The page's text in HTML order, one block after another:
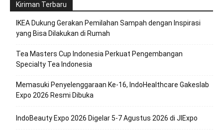
Kiriman Terbaru
IKEA Dukung Gerakan Pemilahan Sampah dengan Inspirasi
yang Bisa Dilakukan di Rumah
Tea Masters Cup Indonesia Perkuat Pengembangan
Specialty Tea Indonesia
Memasuki Penyelenggaraan Ke-16, IndoHealthcare Gakeslab
Expo 2026 Resmi Dibuka
IndoBeauty Expo 2026 Digelar 5-7 Agustus 2026 di JIExpo